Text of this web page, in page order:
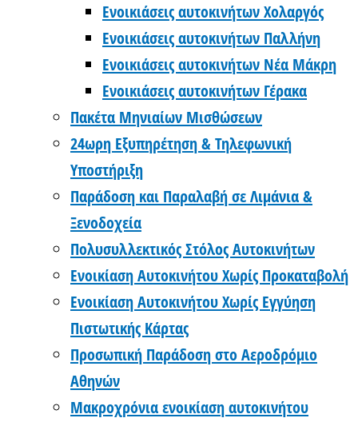
Ενοικιάσεις αυτοκινήτων Χολαργός
Ενοικιάσεις αυτοκινήτων Παλλήνη
Ενοικιάσεις αυτοκινήτων Νέα Μάκρη
Ενοικιάσεις αυτοκινήτων Γέρακα
Πακέτα Μηνιαίων Μισθώσεων
24ωρη Εξυπηρέτηση & Τηλεφωνική
Υποστήριξη
Παράδοση και Παραλαβή σε Λιμάνια &
Ξενοδοχεία
Πολυσυλλεκτικός Στόλος Αυτοκινήτων
Ενοικίαση Αυτοκινήτου Χωρίς Προκαταβολή
Ενοικίαση Αυτοκινήτου Χωρίς Εγγύηση
Πιστωτικής Κάρτας
Προσωπική Παράδοση στο Αεροδρόμιο
Αθηνών
Μακροχρόνια ενοικίαση αυτοκινήτου